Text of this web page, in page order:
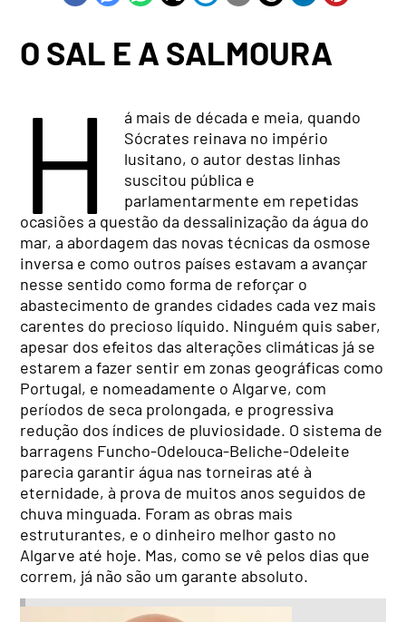
O SAL E A SALMOURA
H
á mais de década e meia, quando
Sócrates reinava no império
lusitano, o autor destas linhas
suscitou pública e
parlamentarmente em repetidas
ocasiões a questão da dessalinização da água do
mar, a abordagem das novas técnicas da osmose
inversa e como outros países estavam a avançar
nesse sentido como forma de reforçar o
abastecimento de grandes cidades cada vez mais
carentes do precioso líquido. Ninguém quis saber,
apesar dos efeitos das alterações climáticas já se
estarem a fazer sentir em zonas geográficas como
Portugal, e nomeadamente o Algarve, com
períodos de seca prolongada, e progressiva
redução dos índices de pluviosidade. O sistema de
barragens Funcho-Odelouca-Beliche-Odeleite
parecia garantir água nas torneiras até à
eternidade, à prova de muitos anos seguidos de
chuva minguada. Foram as obras mais
estruturantes, e o dinheiro melhor gasto no
Algarve até hoje. Mas, como se vê pelos dias que
correm, já não são um garante absoluto.